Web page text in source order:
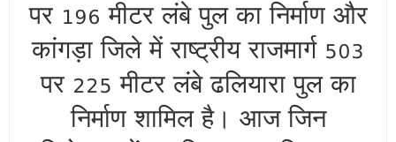
पर 196 मीटर लंबे पुल का निर्माण और
कांगड़ा जिले में राष्ट्रीय राजमार्ग 503
पर 225 मीटर लंबे ढलियारा पुल का
निर्माण शामिल है। आज जिन